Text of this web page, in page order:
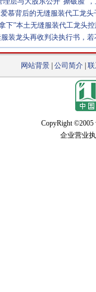
慕背后的无缝服装代工龙头
下”本土无缝服装代工龙头
装龙头再收判决执行书，
网站背景| 公司简介| 联
CopyRight ©2005
企业营业